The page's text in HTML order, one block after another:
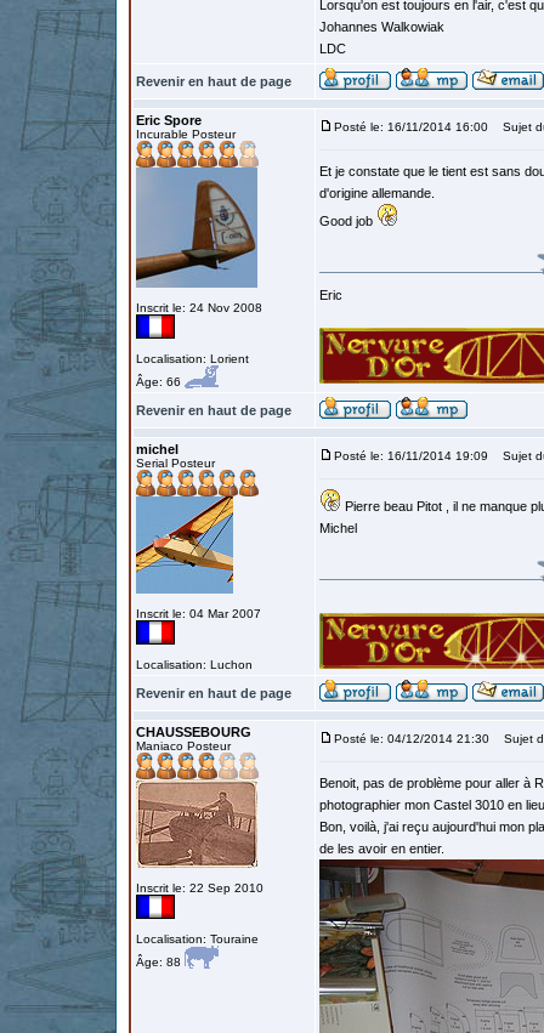
Lorsqu'on est toujours en l'air, c'est
Johannes Walkowiak
LDC
Revenir en haut de page
Eric Spore
Incurable Posteur
Inscrit le: 24 Nov 2008
Localisation: Lorient
Âge: 66
Posté le: 16/11/2014 16:00 Sujet
Et je constate que le tient est sans
d'origine allemande.
Good job
Eric
Revenir en haut de page
michel
Serial Posteur
Inscrit le: 04 Mar 2007
Localisation: Luchon
Posté le: 16/11/2014 19:09 Sujet
Pierre beau Pitot , il ne manque
Michel
Revenir en haut de page
CHAUSSEBOURG
Maniaco Posteur
Inscrit le: 22 Sep 2010
Localisation: Touraine
Âge: 88
Posté le: 04/12/2014 21:30 Sujet
Benoit, pas de problème pour aller à
photographier mon Castel 3010 en
Bon, voilà, j'ai reçu aujourd'hui mon
de les avoir en entier.